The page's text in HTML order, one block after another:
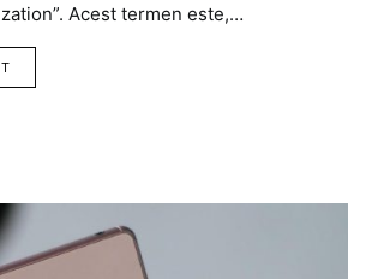
Acest termen este,…